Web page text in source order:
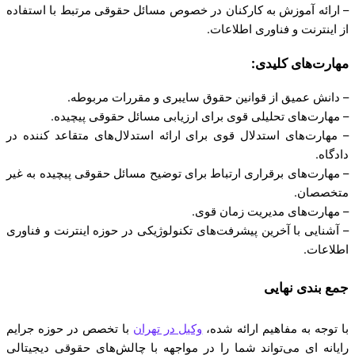
– ارائه آموزش به کارکنان در خصوص مسائل حقوقی مرتبط با استفاده
از اینترنت و فناوری اطلاعات.
مهارت‌های کلیدی:
– دانش عمیق از قوانین حقوق سایبری و مقررات مربوطه.
– مهارت‌های تحلیلی قوی برای ارزیابی مسائل حقوقی پیچیده.
– مهارت‌های استدلال قوی برای ارائه استدلال‌های متقاعد کننده در
دادگاه.
– مهارت‌های برقراری ارتباط برای توضیح مسائل حقوقی پیچیده به غیر
متخصصان.
– مهارت‌های مدیریت زمان قوی.
– آشنایی با آخرین پیشرفت‌های تکنولوژیکی در حوزه اینترنت و فناوری
اطلاعات.
جمع بندی نهایی
با توجه به مفاهیم ارائه شده، وکیل در تهران با تخصص در حوزه جرایم
رایانه ای می‌تواند شما را در مواجهه با چالش‌های حقوقی دیجیتالی